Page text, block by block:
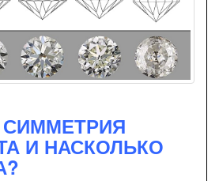
И НАСКОЛЬКО